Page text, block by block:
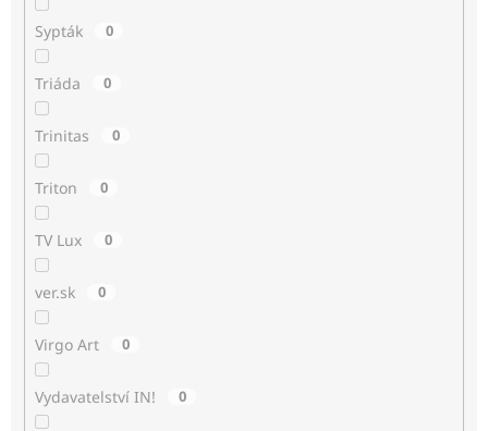
Sypták 0
Triáda 0
Trinitas 0
Triton 0
TV Lux 0
ver.sk 0
Virgo Art 0
Vydavatelství IN! 0